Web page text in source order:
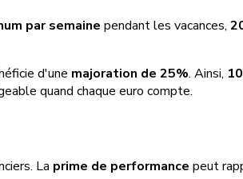
par semaine pendant les vacances,
d'une majoration de 25%. Ainsi,
quand chaque euro compte.
La prime de performance peut